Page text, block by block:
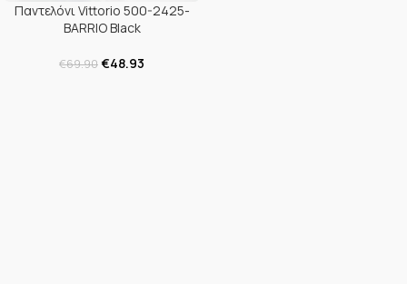
Παντελόνι Vittorio 500-2425-
BARRIO Black
€69.90€48.93